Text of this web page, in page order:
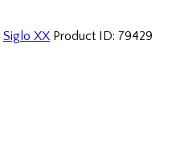
Siglo XX Product ID: 79429